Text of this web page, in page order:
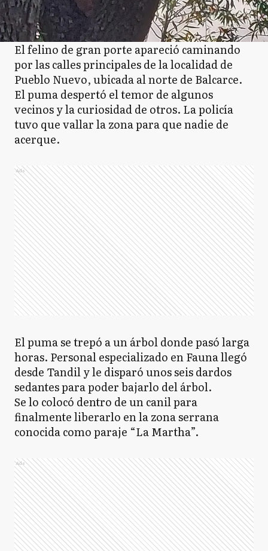
El felino de gran porte apareció caminando
por las calles principales de la localidad de
Pueblo Nuevo, ubicada al norte de Balcarce.
El puma despertó el temor de algunos
vecinos y la curiosidad de otros. La policía
tuvo que vallar la zona para que nadie de
acerque.
Ads
El puma se trepó a un árbol donde pasó larga
horas. Personal especializado en Fauna llegó
desde Tandil y le disparó unos seis dardos
sedantes para poder bajarlo del árbol.
Se lo colocó dentro de un canil para
finalmente liberarlo en la zona serrana
conocida como paraje “La Martha”.
Ads